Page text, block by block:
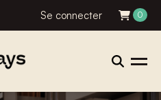
Se connecter 0